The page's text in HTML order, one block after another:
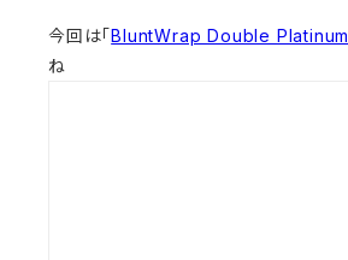
今回は「BluntWrap Double Platinum
ね